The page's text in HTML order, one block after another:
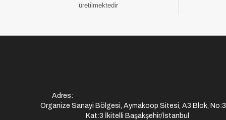
üretilmektedir
Adres:
Organize Sanayi Bölgesi, Aymakoop Sitesi, A3 Blok,
Kat:3 İkitelli Başakşehir/İstanbul